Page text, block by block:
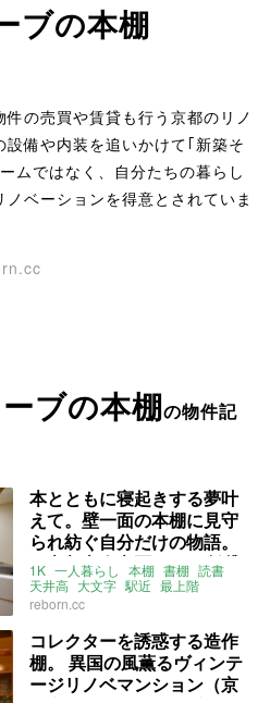
ブの本棚
の売買や賃貸も行う京都のリノ
備や内装を追いかけて｢新築そ
ムではなく、自分たちの暮らし
ベーションを得意とされていま
ブの本棚の物件記
本とともに寝起きする夢叶
えて。壁一面の本棚に見守
られ紡ぐ自分だけの物語。
（京都市左京区22㎡の賃貸
物件）
1K 一人暮らし 本棚 書棚 読書
天井高 大文字 駅近 最上階
フローリング
リノベ
京都
市バス
高野停 叡山電鉄
茶山駅
ライター：増成かおり
リボーンキューブ 募集中 賃貸
reborn.cc
コレクターを誘惑する造作
棚。 異国の風薫るヴィンテ
ージリノベマンション（京